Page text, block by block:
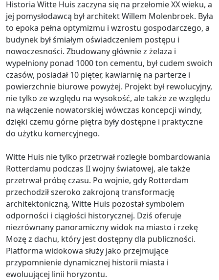
Historia Witte Huis zaczyna się na przełomie XX wieku, a
jej pomysłodawcą był architekt Willem Molenbroek. Była
to epoka pełna optymizmu i wzrostu gospodarczego, a
budynek był śmiałym oświadczeniem postępu i
nowoczesności. Zbudowany głównie z żelaza i
wypełniony ponad 1000 ton cementu, był cudem swoich
czasów, posiadał 10 pięter, kawiarnię na parterze i
powierzchnie biurowe powyżej. Projekt był rewolucyjny,
nie tylko ze względu na wysokość, ale także ze względu
na włączenie nowatorskiej wówczas koncepcji windy,
dzięki czemu górne piętra były dostępne i praktyczne
do użytku komercyjnego.
Witte Huis nie tylko przetrwał rozległe bombardowania
Rotterdamu podczas II wojny światowej, ale także
przetrwał próbę czasu. Po wojnie, gdy Rotterdam
przechodził szeroko zakrojoną transformację
architektoniczną, Witte Huis pozostał symbolem
odporności i ciągłości historycznej. Dziś oferuje
niezrównany panoramiczny widok na miasto i rzekę
Mozę z dachu, który jest dostępny dla publiczności.
Platforma widokowa służy jako przejmujące
przypomnienie dynamicznej historii miasta i
ewoluującej linii horyzontu.